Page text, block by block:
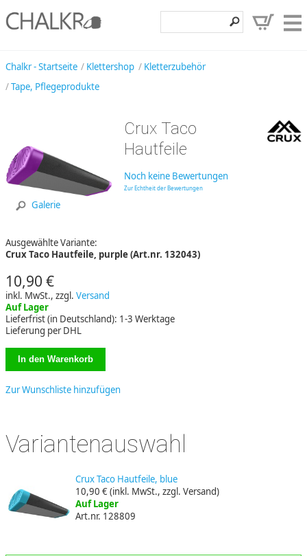
Entdecken
Angebote
Hilfe, Kontakt
Chalkr - Startseite Klettershop
Kletterzubehör
Tape, Pflegeprodukte
Galerie
Crux Taco
Hautfeile
Noch keine Bewertungen
Zur Echtheit der Bewertungen
Ausgewählte Variante:
Crux Taco Hautfeile, purple (Art.nr. 132043)
10,90 €
inkl. MwSt., zzgl. Versand
Auf Lager
Lieferfrist (in Deutschland): 1-3 Werktage
Lieferung per DHL
Zur Wunschliste hinzufügen
Variantenauswahl
Crux Taco Hautfeile, blue
10,90 €(inkl. MwSt., zzgl. Versand)
Auf Lager
Art.nr. 128809